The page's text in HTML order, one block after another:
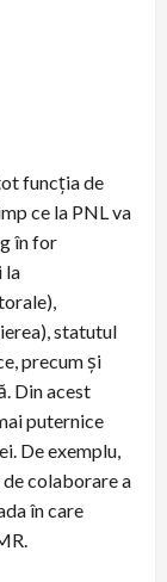
funcția de
ce la PNL va
în for
la
statutul
precum și
Din acest
puternice
De exemplu,
colaborare a
în care